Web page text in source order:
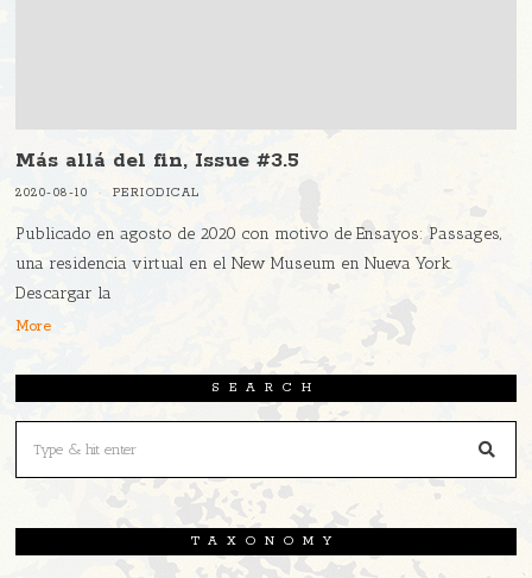
Más allá del fin, Issue #3.5
2020-08-10 PERIODICAL
Publicado en agosto de 2020 con motivo de Ensayos: Passages,
una residencia virtual en el New Museum en Nueva York.
Descargar la
More
SEARCH
TAXONOMY